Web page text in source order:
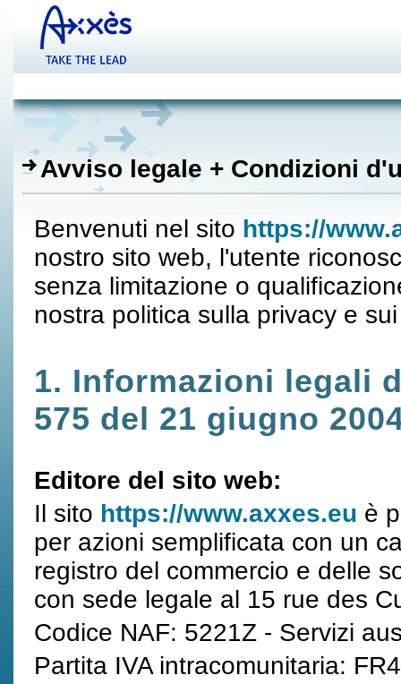
Avviso legale + Condizioni
Benvenuti nel sito https://
nostro sito web, l'utente
senza limitazione o
nostra politica sulla privacy e
1. Informazioni legali
575 del 21 giugno
Editore del sito web:
Il sito https://www.axxes.eu è
per azioni semplificata con un
registro del commercio e delle
con sede legale al 15 rue des
Codice NAF: 5221Z - Servizi
Partita IVA intracomunitaria: